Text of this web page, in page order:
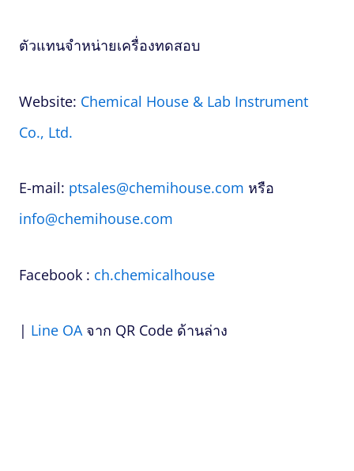
ตัวแทนจำหน่ายเครื่องทดสอบ
Website: Chemical House & Lab Instrument
Co., Ltd.
E-mail: ptsales@chemihouse.com หรือ
info@chemihouse.com
Facebook : ch.chemicalhouse
| Line OA จาก QR Code ด้านล่าง